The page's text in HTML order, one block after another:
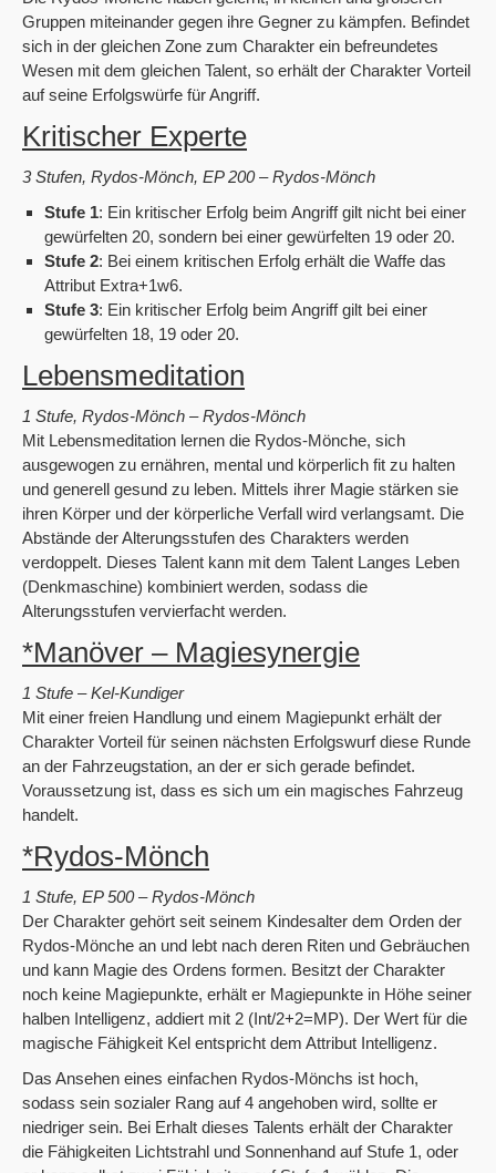
Gruppen miteinander gegen ihre Gegner zu kämpfen. Befindet
sich in der gleichen Zone zum Charakter ein befreundetes
Wesen mit dem gleichen Talent, so erhält der Charakter Vorteil
auf seine Erfolgswürfe für Angriff.
Kritischer Experte
3 Stufen, Rydos-Mönch, EP 200 – Rydos-Mönch
Stufe 1: Ein kritischer Erfolg beim Angriff gilt nicht bei einer
gewürfelten 20, sondern bei einer gewürfelten 19 oder 20.
Stufe 2: Bei einem kritischen Erfolg erhält die Waffe das
Attribut Extra+1w6.
Stufe 3: Ein kritischer Erfolg beim Angriff gilt bei einer
gewürfelten 18, 19 oder 20.
Lebensmeditation
1 Stufe, Rydos-Mönch – Rydos-Mönch
Mit Lebensmeditation lernen die Rydos-Mönche, sich
ausgewogen zu ernähren, mental und körperlich fit zu halten
und generell gesund zu leben. Mittels ihrer Magie stärken sie
ihren Körper und der körperliche Verfall wird verlangsamt. Die
Abstände der Alterungsstufen des Charakters werden
verdoppelt. Dieses Talent kann mit dem Talent Langes Leben
(Denkmaschine) kombiniert werden, sodass die
Alterungsstufen vervierfacht werden.
*Manöver – Magiesynergie
1 Stufe – Kel-Kundiger
Mit einer freien Handlung und einem Magiepunkt erhält der
Charakter Vorteil für seinen nächsten Erfolgswurf diese Runde
an der Fahrzeugstation, an der er sich gerade befindet.
Voraussetzung ist, dass es sich um ein magisches Fahrzeug
handelt.
*Rydos-Mönch
1 Stufe, EP 500 – Rydos-Mönch
Der Charakter gehört seit seinem Kindesalter dem Orden der
Rydos-Mönche an und lebt nach deren Riten und Gebräuchen
und kann Magie des Ordens formen. Besitzt der Charakter
noch keine Magiepunkte, erhält er Magiepunkte in Höhe seiner
halben Intelligenz, addiert mit 2 (Int/2+2=MP). Der Wert für die
magische Fähigkeit Kel entspricht dem Attribut Intelligenz.
Das Ansehen eines einfachen Rydos-Mönchs ist hoch,
sodass sein sozialer Rang auf 4 angehoben wird, sollte er
niedriger sein. Bei Erhalt dieses Talents erhält der Charakter
die Fähigkeiten Lichtstrahl und Sonnenhand auf Stufe 1, oder